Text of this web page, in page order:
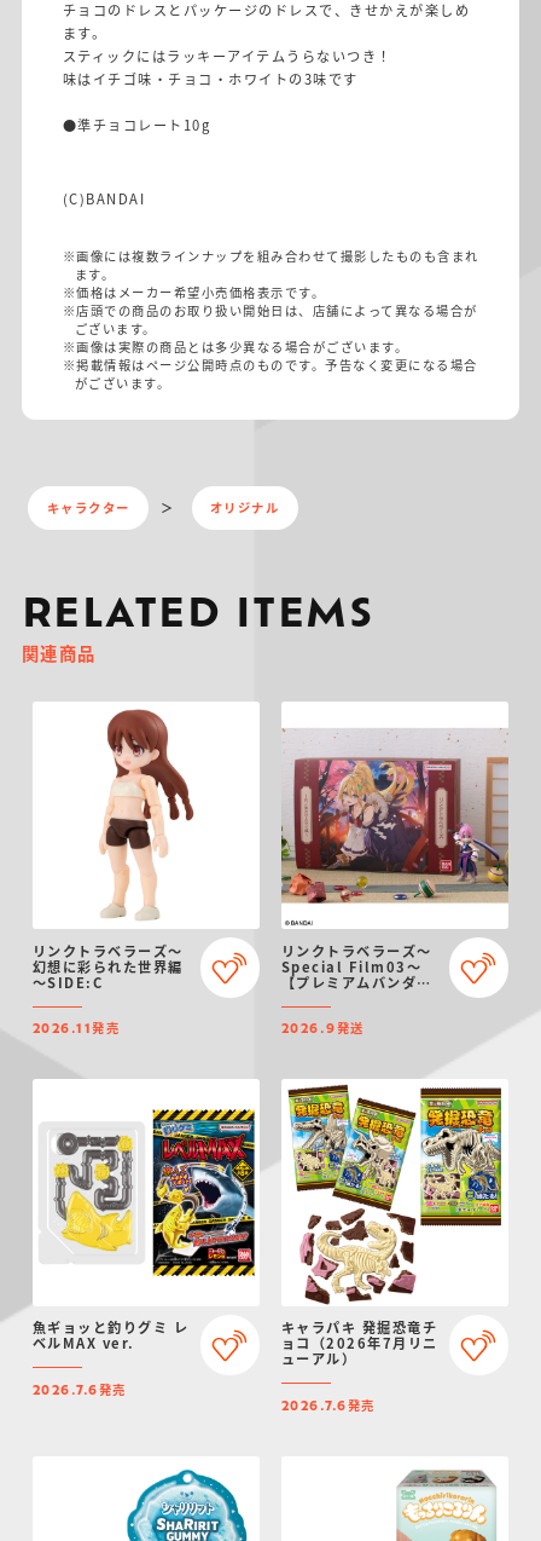
チョコのドレスとパッケージのドレスで、きせかえが楽しめ
ます。
スティックにはラッキーアイテムうらないつき！
味はイチゴ味・チョコ・ホワイトの3味です
●準チョコレート10g
(C)BANDAI
※画像には複数ラインナップを組み合わせて撮影したものも含まれ
ます。
※価格はメーカー希望小売価格表示です。
※店頭での商品のお取り扱い開始日は、店舗によって異なる場合が
ございます。
※画像は実際の商品とは多少異なる場合がございます。
※掲載情報はページ公開時点のものです。予告なく変更になる場合
がございます。
キャラクター オリジナル
RELATED ITEMS
関連商品
リンクトラベラーズ～
幻想に彩られた世界編
～SIDE:C
2026.11発売
リンクトラベラーズ～
Special Film03～
【プレミアムバンダイ
2026.9発送
魚ギョッと釣りグミ レ
ベルMAX ver.
2026.7.6発売
キャラパキ 発掘恐竜チ
ョコ（2026年7月リニ
ューアル）
2026.7.6発売